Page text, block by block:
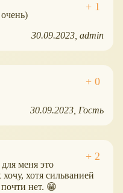
30.09.2023 admin
30.09.2023 Гость
меня это
хотя сильванией
нет. 😁